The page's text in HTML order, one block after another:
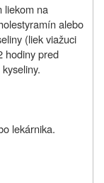
liekom na
alebo
(liek viažuci
hodiny pred
lekárnika.